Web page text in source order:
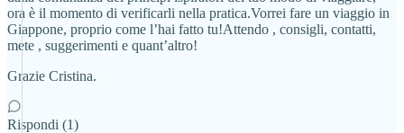
ora è il momento di verificarli nella pratica.Vorrei fare un viaggio in
Giappone, proprio come l’hai fatto tu!Attendo , consigli, contatti,
mete , suggerimenti e quant’altro!
Grazie Cristina.
Rispondi (1)